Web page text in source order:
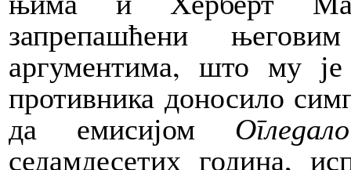
запрепашћени
аргументима, што му
противника доносило
да емисијом
седамдесетих година,